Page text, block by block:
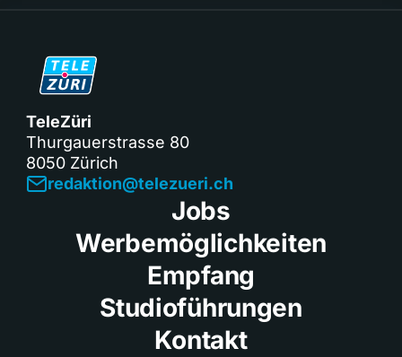
TeleZüri
Thurgauerstrasse 80
8050 Zürich
redaktion@telezueri.ch
Jobs
Werbemöglichkeiten
Empfang
Studioführungen
Kontakt